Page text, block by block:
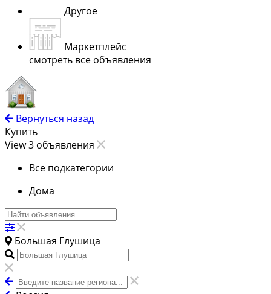
Другое
Маркетплейс
смотреть все объявления
Вернуться назад
Купить
View 3 объявления
Все подкатегории
Дома
Большая Глушица